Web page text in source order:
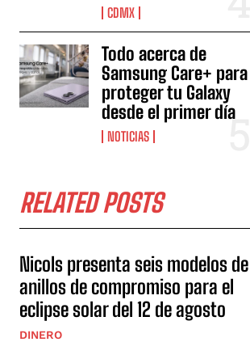
CDMX
Todo acerca de
Samsung Care+ para
proteger tu Galaxy
desde el primer día
NOTICIAS
RELATED POSTS
Nicols presenta seis modelos de
anillos de compromiso para el
eclipse solar del 12 de agosto
DINERO